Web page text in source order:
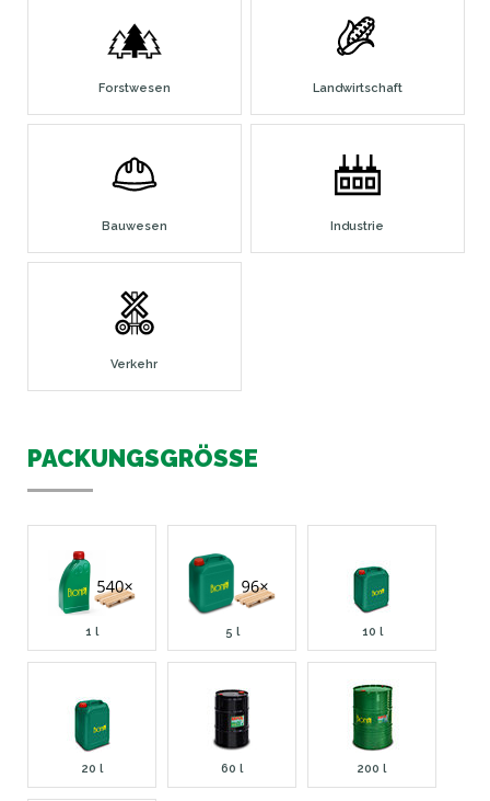
Forstwesen Landwirtschaft
Bauwesen Industrie
Verkehr
PACKUNGSGRÖSSE
1 l 5 l 10 l
20 l 60 l 200 l